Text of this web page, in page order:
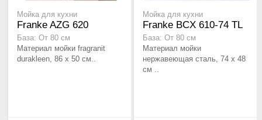
Мойка для кухни
Franke AZG 620
База: От 80 см
Материал мойки fragranit
durakleen, 86 x 50 см..
Мойка для кухни
Franke BCX 610-74 TL
База: От 80 см
Материал мойки
нержавеющая сталь, 74 х 48
см ..